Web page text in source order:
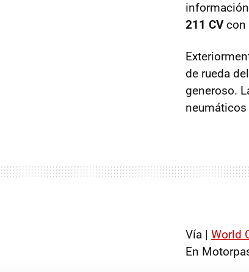
211 CVcon
de rueda
generoso.
neumáticos
Vía | World
En